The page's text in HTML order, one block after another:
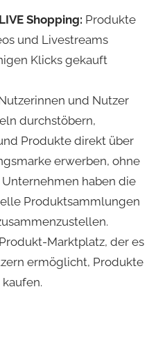
Shopping: Produkte
und Livestreams
Klicks gekauft
und Nutzer
durchstöbern,
Produkte direkt über
erwerben, ohne
Unternehmen haben die
Produktsammlungen
Marktplatz, der es
ermöglicht, Produkte